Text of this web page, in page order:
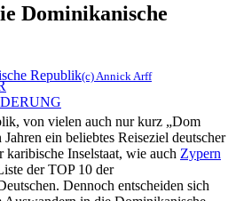
Dominikanische
(c) Annick Arff
von vielen auch nur kurz „Dom
ein beliebtes Reiseziel deutscher
Inselstaat, wie auch Zypern
der TOP 10 der
Dennoch entscheiden sich